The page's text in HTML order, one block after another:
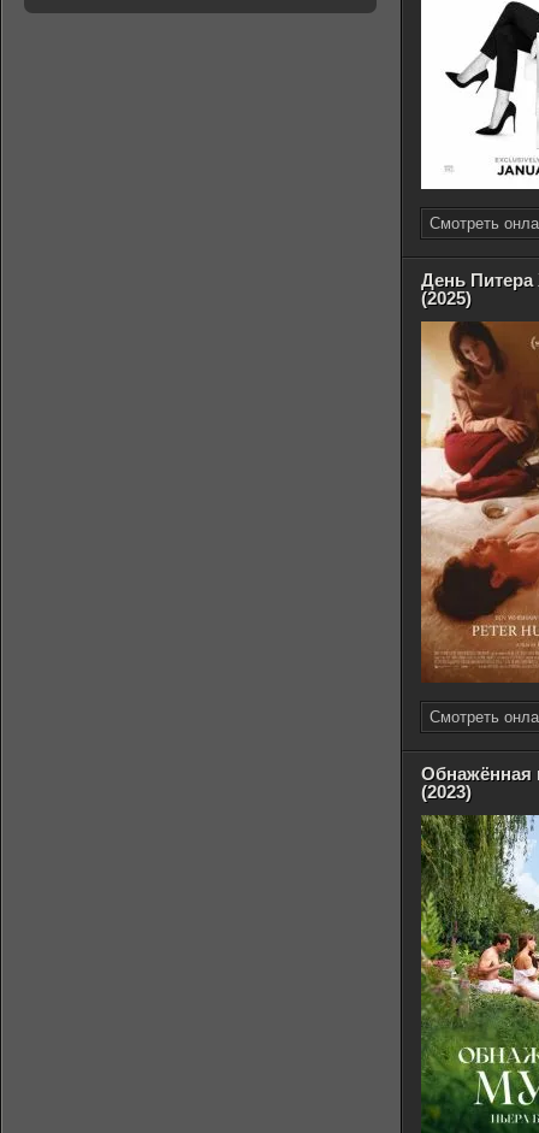
Смотреть
День Питера
(2025)
Смотреть
Обнажённая
(2023)